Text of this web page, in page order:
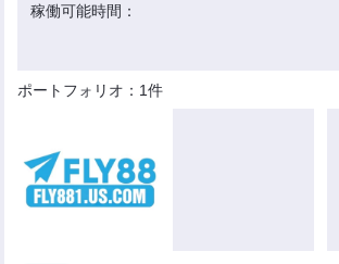
稼働可能時間：
ポートフォリオ：1件